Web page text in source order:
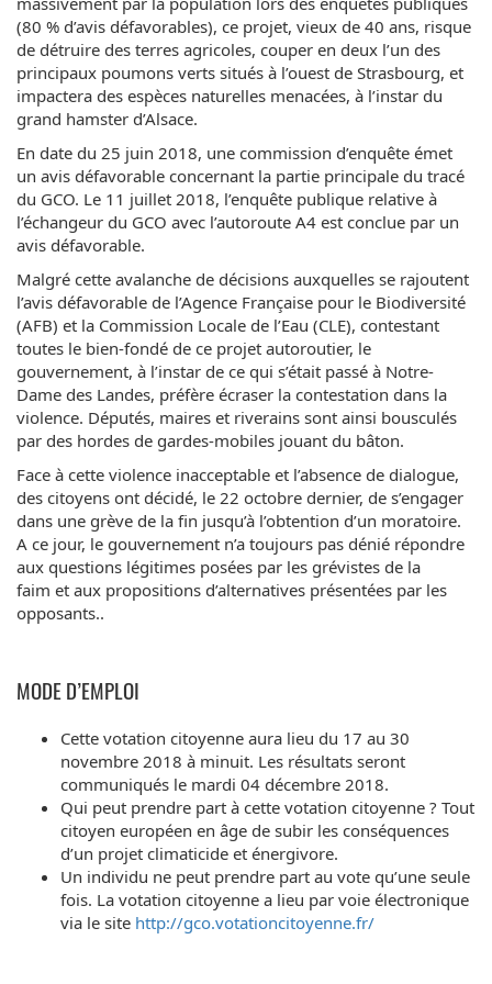
(80 % d’avis défavorables), ce projet, vieux de 40 ans, risque
de détruire des terres agricoles, couper en deux l’un des
principaux poumons verts situés à l’ouest de Strasbourg, et
impactera des espèces naturelles menacées, à l’instar du
grand hamster d’Alsace.
En date du 25 juin 2018, une commission d’enquête émet
un avis défavorable concernant la partie principale du tracé
du GCO. Le 11 juillet 2018, l’enquête publique relative à
l’échangeur du GCO avec l’autoroute A4 est conclue par un
avis défavorable.
Malgré cette avalanche de décisions auxquelles se rajoutent
l’avis défavorable de l’Agence Française pour le Biodiversité
(AFB) et la Commission Locale de l’Eau (CLE), contestant
toutes le bien-fondé de ce projet autoroutier, le
gouvernement, à l’instar de ce qui s’était passé à Notre-
Dame des Landes, préfère écraser la contestation dans la
violence. Députés, maires et riverains sont ainsi bousculés
par des hordes de gardes-mobiles jouant du bâton.
Face à cette violence inacceptable et l’absence de dialogue,
des citoyens ont décidé, le 22 octobre dernier, de s’engager
dans une grève de la fin jusqu’à l’obtention d’un moratoire.
A ce jour, le gouvernement n’a toujours pas dénié répondre
aux questions légitimes posées par les grévistes de la
faim et aux propositions d’alternatives présentées par les
opposants..
MODE D’EMPLOI
Cette votation citoyenne aura lieu du 17 au 30
novembre 2018 à minuit. Les résultats seront
communiqués le mardi 04 décembre 2018.
Qui peut prendre part à cette votation citoyenne ? Tout
citoyen européen en âge de subir les conséquences
d’un projet climaticide et énergivore.
Un individu ne peut prendre part au vote qu’une seule
fois. La votation citoyenne a lieu par voie électronique
via le site http://gco.votationcitoyenne.fr/